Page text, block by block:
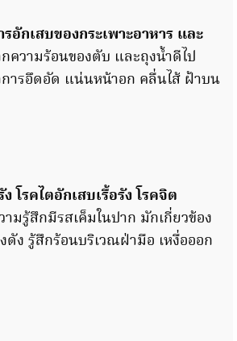
อักเสบของกระเพาะอาหาร และ
ความร้อนของตับ และถุงน้ำดีไป
การอึดอัด แน่นหน้าอก คลื่นไส้ ฝ้าบน
โรคไตอักเสบเรื้อรัง โรคจิต
รู้สึกมีรสเค็มในปาก มักเกี่ยวข้อง
ดัง รู้สึกร้อนบริเวณฝ่ามือ เหงื่อออก